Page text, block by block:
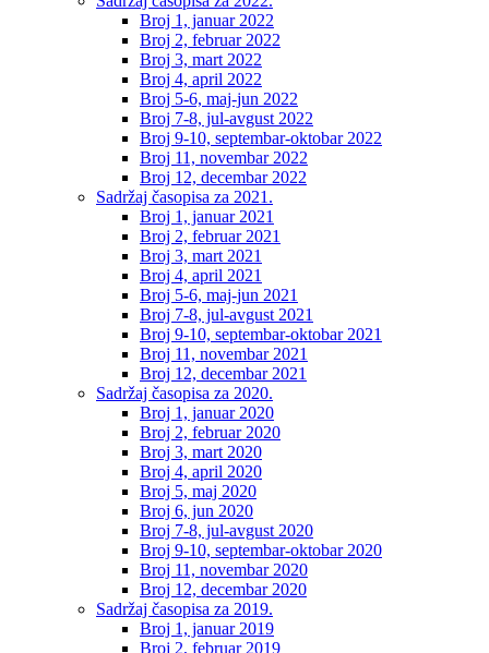
Broj 1, januar 2022
Broj 2, februar 2022
Broj 3, mart 2022
Broj 4, april 2022
Broj 5-6, maj-jun 2022
Broj 7-8, jul-avgust 2022
Broj 9-10, septembar-oktobar 2022
Broj 11, novembar 2022
Broj 12, decembar 2022
Sadržaj časopisa za 2021.
Broj 1, januar 2021
Broj 2, februar 2021
Broj 3, mart 2021
Broj 4, april 2021
Broj 5-6, maj-jun 2021
Broj 7-8, jul-avgust 2021
Broj 9-10, septembar-oktobar 2021
Broj 11, novembar 2021
Broj 12, decembar 2021
Sadržaj časopisa za 2020.
Broj 1, januar 2020
Broj 2, februar 2020
Broj 3, mart 2020
Broj 4, april 2020
Broj 5, maj 2020
Broj 6, jun 2020
Broj 7-8, jul-avgust 2020
Broj 9-10, septembar-oktobar 2020
Broj 11, novembar 2020
Broj 12, decembar 2020
Sadržaj časopisa za 2019.
Broj 1, januar 2019
Broj 2, februar 2019